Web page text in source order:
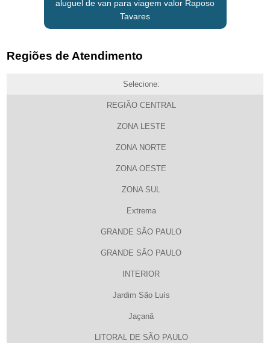
aluguel de van para viagem valor Raposo
Tavares
Regiões de Atendimento
Selecione:
REGIÃO CENTRAL
ZONA LESTE
ZONA NORTE
ZONA OESTE
ZONA SUL
Extrema
GRANDE SÃO PAULO
GRANDE SÃO PAULO
INTERIOR
Jardim São Luís
Jaçanã
LITORAL DE SÃO PAULO